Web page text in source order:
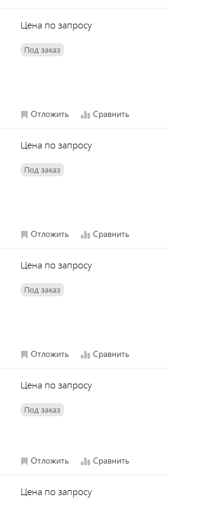
Цена по запросу
Под заказ
Отложить Сравнить
Цена по запросу
Под заказ
Отложить Сравнить
Цена по запросу
Под заказ
Отложить Сравнить
Цена по запросу
Под заказ
Отложить Сравнить
Цена по запросу